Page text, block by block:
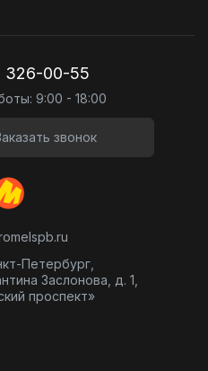
326-00-55
9:00 - 18:00
звонок
Петербург,
Заслонова, д. 1,
проспект»